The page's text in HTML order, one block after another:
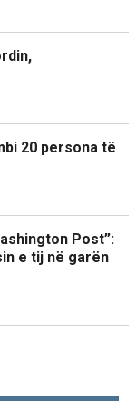
20 persona të
Post”:
e tij në garën